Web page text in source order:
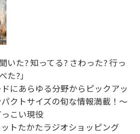
いた? 知ってる? さわった? 行っ
た?」
にあらゆる分野からピックアッ
クトサイズの旬な情報満載！～
こい現役
トたかたラジオショッピング